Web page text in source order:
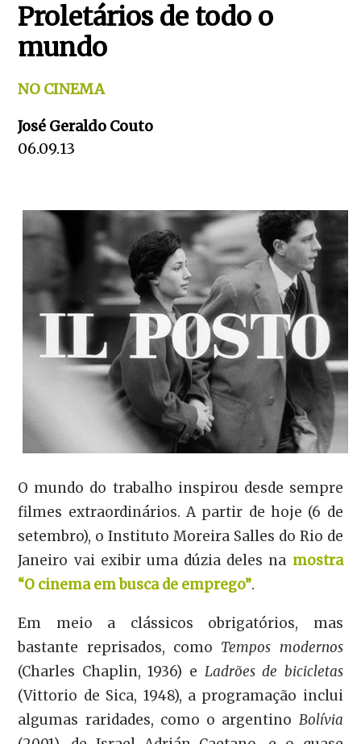
Proletários de todo o
mundo
NO CINEMA
José Geraldo Couto
06.09.13
O mundo do trabalho inspirou desde sempre
filmes extraordinários. A partir de hoje (6 de
setembro), o Instituto Moreira Salles do Rio de
Janeiro vai exibir uma dúzia deles na mostra
“O cinema em busca de emprego”.
Em meio a clássicos obrigatórios, mas
bastante reprisados, como Tempos modernos
(Charles Chaplin, 1936) e Ladrões de bicicletas
(Vittorio de Sica, 1948), a programação inclui
algumas raridades, como o argentino Bolívia